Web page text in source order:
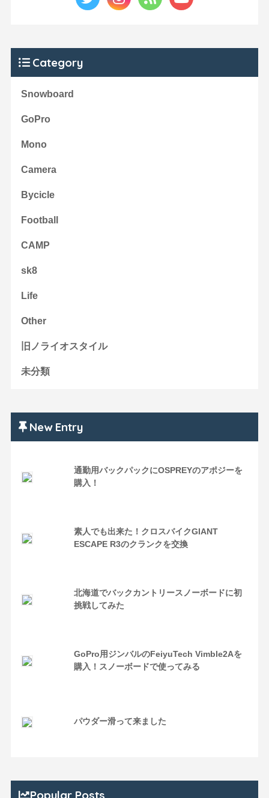
Category
Snowboard
GoPro
Mono
Camera
Bycicle
Football
CAMP
sk8
Life
Other
旧ノライオスタイル
未分類
New Entry
通勤用バックパックにOSPREYのアポジーを
購入！
素人でも出来た！クロスバイクGIANT
ESCAPE R3のクランクを交換
北海道でバックカントリースノーボードに初
挑戦してみた
GoPro用ジンバルのFeiyuTech Vimble2Aを
購入！スノーボードで使ってみる
パウダー滑って来ました